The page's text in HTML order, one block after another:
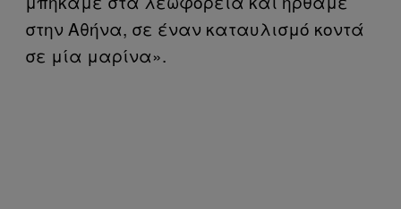
στην Αθήνα, σε έναν καταυλισμό κοντά
σε μία μαρίνα».